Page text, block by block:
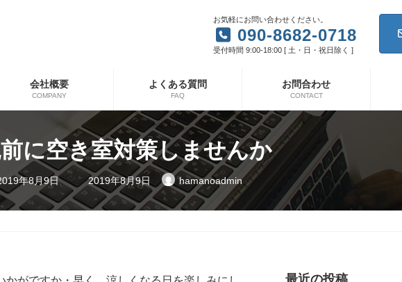
お気軽にお問い合わせください。
090-8682-0718
受付時間 9:00-18:00 [ 土・日・祝日除く ]
会社概要
COMPANY
よくある質問
FAQ
お問合わせ
CONTACT
に空き室対策しませんか
年8月9日
最
終
新
日
2019年8月9日 hamanoadmin
最近の投稿